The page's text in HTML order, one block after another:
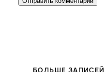
БОЛЬШЕ ЗАПИСЕЙ